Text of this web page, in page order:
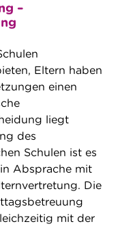
–
Eltern haben
einen
liegt
des
Schulen ist es
Absprache mit
Die
mit der